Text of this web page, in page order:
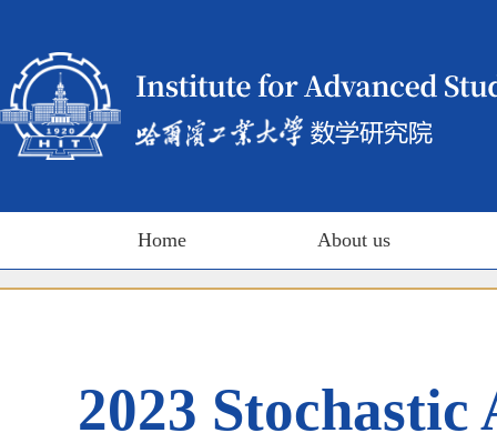
Home About us
2023